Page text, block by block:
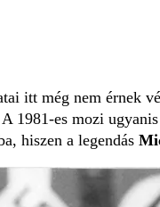
itt még nem érnek
1981-es mozi
hiszen a legendás